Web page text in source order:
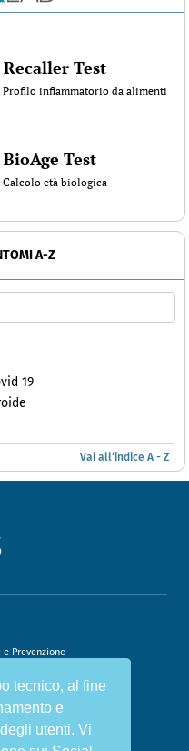
tecnico, al fine
e
utenti. Vi
Recaller Test
Profilo infiammatorio da alimenti
BioAge Test
Calcolo età biologica
A-Z
19
Vai all'indice A - Z
e Prevenzione
scientifica
Benessere
del dottore